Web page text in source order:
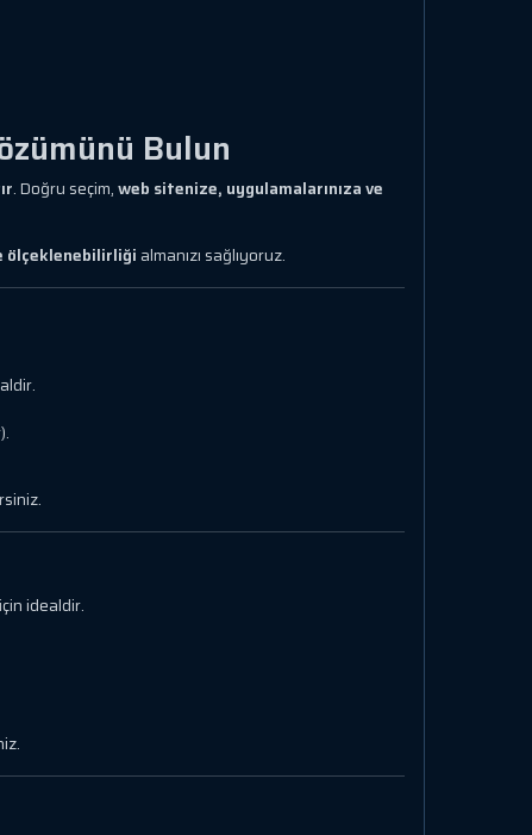
Bulun
. Doğru seçim,web sitenize, uygulamalarınıza ve
ölçeklenebilirliği almanızı sağlıyoruz.
için idealdir.